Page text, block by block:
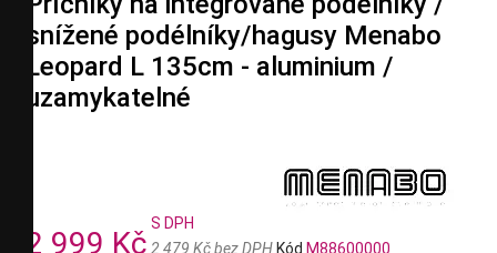
snížené podélníky/hagusy Menabo
Leopard L 135cm - aluminium /
uzamykatelné
2 999 Kč
S DPH
2 479 Kč bez DPH Kód M88600000